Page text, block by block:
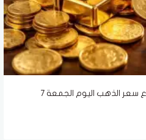
عيار 21 كسر الـ 6 آلاف جنيه.. ارتفاع سعر الذهب اليوم الجمعة 7